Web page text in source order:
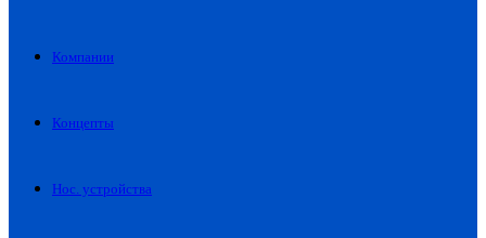
Компании
Концепты
Нос. устройства